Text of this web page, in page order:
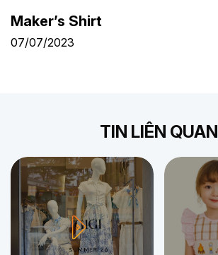
Maker’s Shirt
07/07/2023
TIN LIÊN QUAN